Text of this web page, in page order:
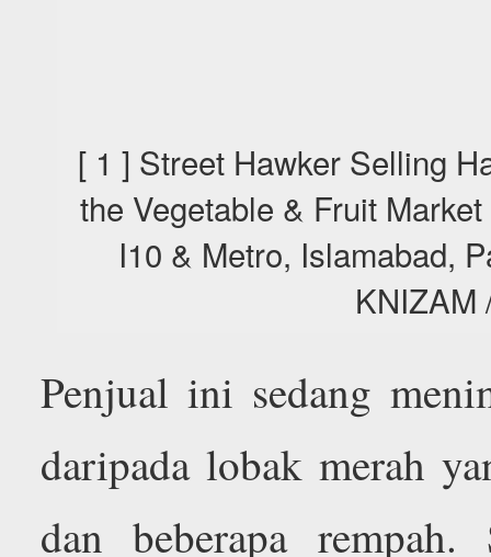
[ 1 ] Street Hawker Selling
the Vegetable & Fruit
I10 & Metro, Islamabad,
KNIZAM
Penjual ini sedang
daripada lobak merah
dan beberapa